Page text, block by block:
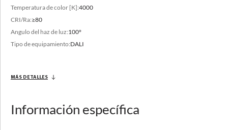
Temperatura de color [K]:4000
CRI/Ra:≥80
Angulo del haz de luz:100°
Tipo de equipamiento:DALI
MÁS DETALLES
Información específica
3000 - 4000 [K]